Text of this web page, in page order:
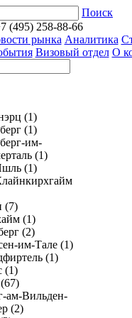
Поиск
(495) 258-88-66
рынка Аналитика
Визовый отдел О
(1)
(1)
им-
(1)
(1)
(7)
(1)
(2)
им-Тале (1)
(1)
(1)
ам-Вильден-
(2)